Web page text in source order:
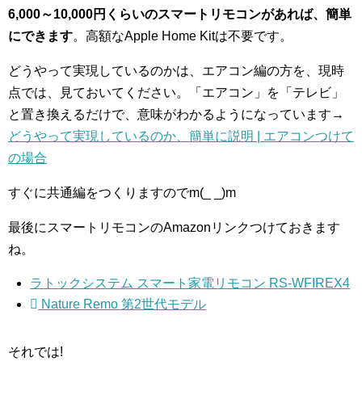
6,000～10,000円くらいのスマートリモコンがあれば、簡単
にできます。高額なApple Home Kitは不要です。
どうやって実現しているのかは、エアコン編の方を、現時
点では、見ておいてください。「エアコン」を「テレビ」
と置き換えるだけで、意味がわかるようになっています→
どうやって実現しているのか、簡単に説明 | エアコンつけて
の場合
すぐに共通編をつくりますのでm(_ _)m
最後にスマートリモコンのAmazonリンクつけておきます
ね。
ラトックシステム スマート家電リモコン RS-WFIREX4
Nature Remo 第2世代モデル
それでは!